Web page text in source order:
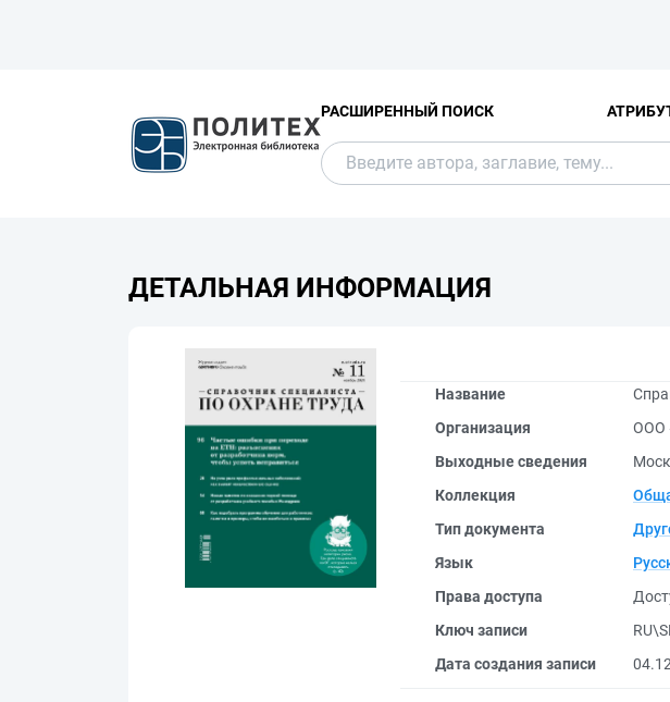
РАСШИРЕННЫЙ ПОИСК
ДЕТАЛЬНАЯ ИНФОРМАЦИЯ
Название
Организация
ООО
Выходные сведения
Коллекция
Тип документа
Язык
Права доступа
Ключ записи
Дата создания записи